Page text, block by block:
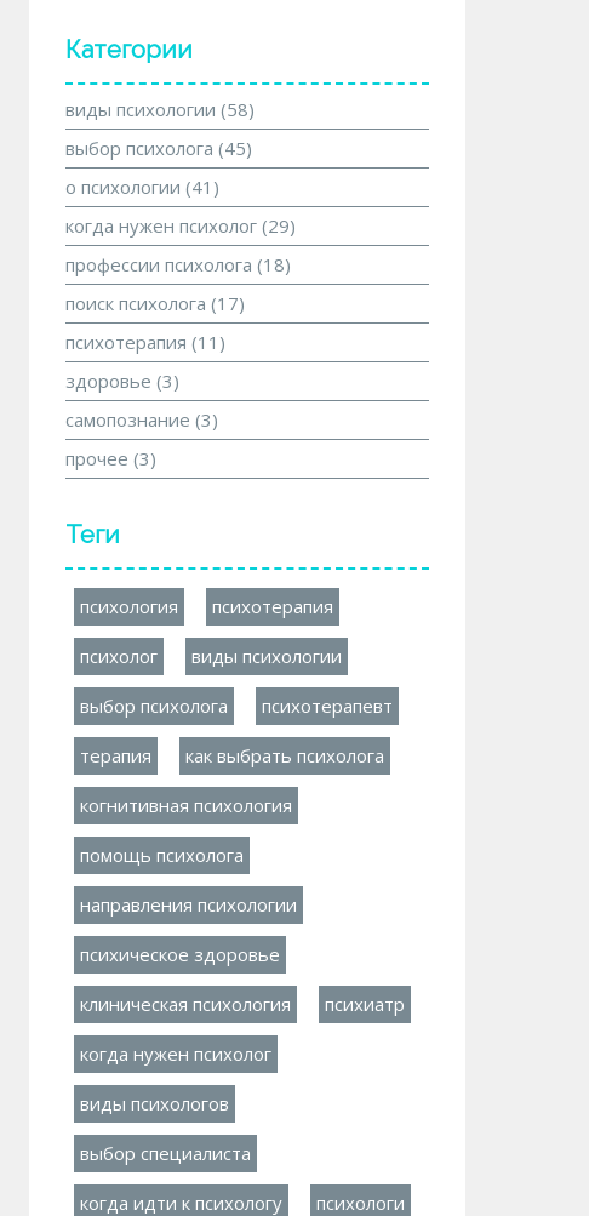
Категории
виды психологии (58)
выбор психолога (45)
о психологии (41)
когда нужен психолог (29)
профессии психолога (18)
поиск психолога (17)
психотерапия (11)
здоровье (3)
самопознание (3)
прочее (3)
Теги
психология психотерапия
психолог виды психологии
выбор психолога психотерапевт
терапия как выбрать психолога
когнитивная психология
помощь психолога
направления психологии
психическое здоровье
клиническая психология психиатр
когда нужен психолог
виды психологов
выбор специалиста
когда идти к психологу психологи